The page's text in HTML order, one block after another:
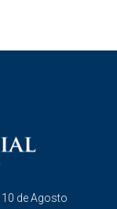
de Agosto